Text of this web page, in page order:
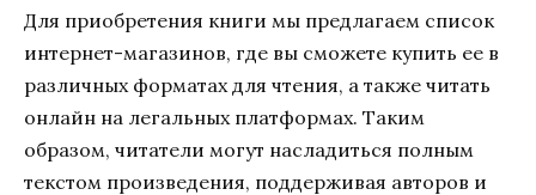
Для приобретения книги мы предлагаем список
интернет-магазинов, где вы сможете купить ее в
различных форматах для чтения, а также читать
онлайн на легальных платформах. Таким
образом, читатели могут насладиться полным
текстом произведения, поддерживая авторов и